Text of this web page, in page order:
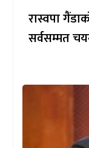
रास्वपा
सर्वसम्मत